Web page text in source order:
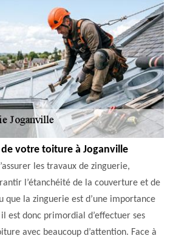
de votre toiture à Joganville
les travaux de zinguerie,
l’étanchéité de la couverture et de
que la zinguerie est d’une importance
est donc primordial d’effectuer ses
avec beaucoup d’attention. Face à